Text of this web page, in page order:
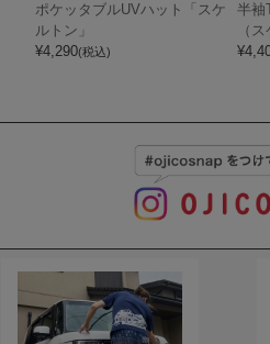
ポケッタブルUVハット「スケ
ルトン」
¥4,290(税込)
半袖
（
¥